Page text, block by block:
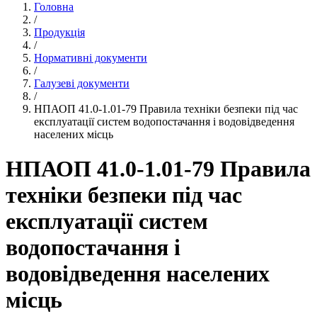
Головна
/
Продукція
/
Нормативні документи
/
Галузеві документи
/
НПАОП 41.0-1.01-79 Правила техніки безпеки під час
експлуатації систем водопостачання і водовідведення
населених місць
НПАОП 41.0-1.01-79 Правила
техніки безпеки під час
експлуатації систем
водопостачання і
водовідведення населених
місць